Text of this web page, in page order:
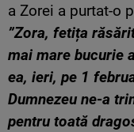
a Zorei a purtat-o
”Zora, fetița
mai mare bucurie
ea, ieri, pe 1
Dumnezeu ne-a
pentru toată